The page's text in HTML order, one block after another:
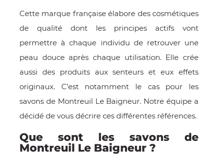
Cette marque française élabore des cosmétiques
de qualité dont les principes actifs vont
permettre à chaque individu de retrouver une
peau douce après chaque utilisation. Elle crée
aussi des produits aux senteurs et eux effets
originaux. C’est notamment le cas pour les
savons de Montreuil Le Baigneur. Notre équipe a
décidé de vous décrire ces différentes références.
Que sont les savons de
Montreuil Le Baigneur ?